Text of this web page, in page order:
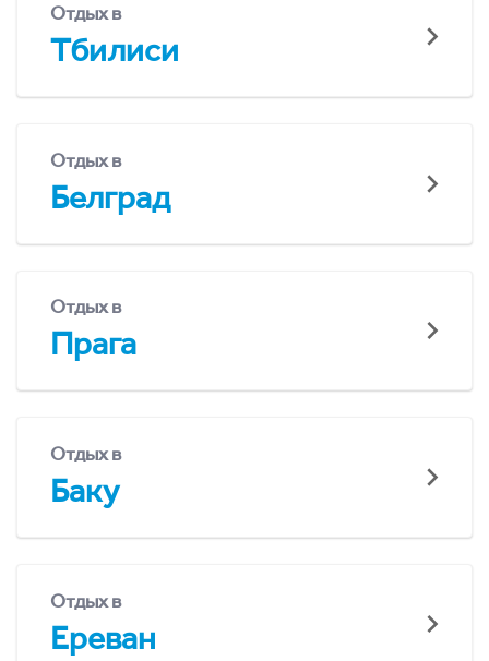
Отдых в
Тбилиси
Отдых в
Белград
Отдых в
Прага
Отдых в
Баку
Отдых в
Ереван